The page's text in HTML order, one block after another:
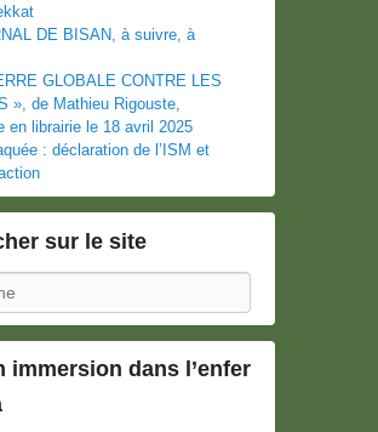
DE BISAN, à suivre, à
GLOBALE CONTRE LES
», de Mathieu Rigouste,
en librairie le 18 avril 2025
: déclaration de l’ISM et
sur le site
immersion dans l’enfer